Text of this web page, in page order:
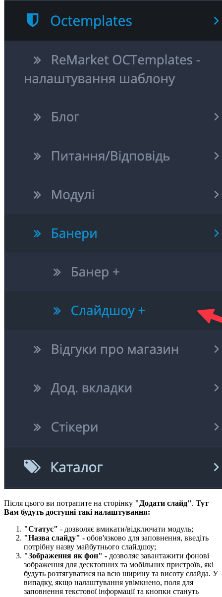
Після цього ви потрапите на сторінку "Додати слайд". Тут
Вам будуть доступні такі налаштування:
"Статус" - дозволяє вмикати/відключати модуль;
"Назва слайду" - обов'язково для заповнення, введіть
потрібну назву майбутнього слайдшоу;
"Зображення як фон​" - дозволяє завантажити фонові
зображення для десктопних та мобільних пристроїв, які
будуть розтягуватися на всю ширину та висоту слайда. У
випадку, якщо налаштування увімкнено, поля для
заповнення текстової інформації та кнопки стануть